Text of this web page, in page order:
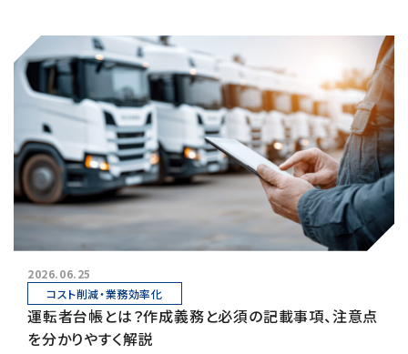
2026.06.25
コスト削減・業務効率化
運転者台帳とは？作成義務と必須の記載事項、注意点
を分かりやすく解説